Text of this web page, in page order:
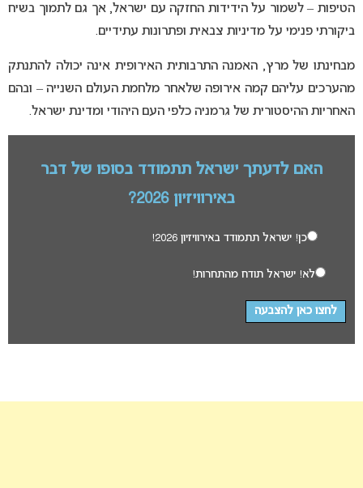
הטיפות – לשמור על הידידות החזקה עם ישראל, אך גם לתמוך בשיח
ביקורתי פנימי על מדיניות צבאית ופתרונות עתידיים.
מבחינתו של מרץ, האמנה התרבותית האירופית אינה יכולה להתנתק
מהערכים עליהם קמה אירופה שלאחר מלחמת העולם השנייה – ובהם
האחריות ההיסטורית של גרמניה כלפי העם היהודי ומדינת ישראל.
האם לדעתך ישראל תתמודד בסופו של דבר
באירוויזיון 2026?
כן! ישראל תתמודד באירוויזיון 2026!
לא! ישראל תודח מהתחרות!
לחצו כאן להצבעה